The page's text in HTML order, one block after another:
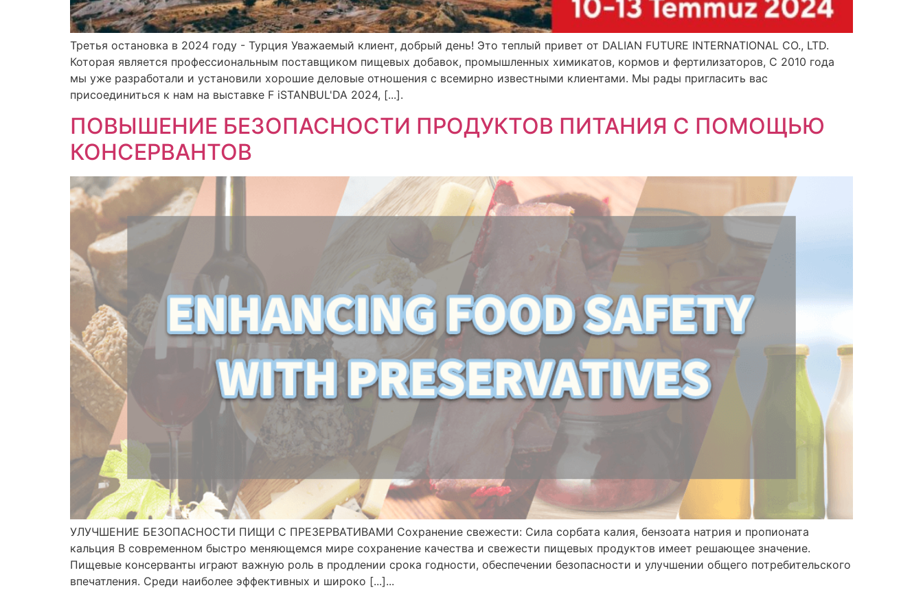
Третья остановка в 2024 году - Турция Уважаемый клиент, добрый день! Это теплый привет от DALIAN FUTURE INTERNATIONAL CO., LTD.
Которая является профессиональным поставщиком пищевых добавок, промышленных химикатов, кормов и фертилизаторов, С 2010 года
мы уже разработали и установили хорошие деловые отношения с всемирно известными клиентами. Мы рады пригласить вас
присоединиться к нам на выставке F iSTANBUL'DA 2024, [...].
ПОВЫШЕНИЕ БЕЗОПАСНОСТИ ПРОДУКТОВ ПИТАНИЯ С ПОМОЩЬЮ
КОНСЕРВАНТОВ
УЛУЧШЕНИЕ БЕЗОПАСНОСТИ ПИЩИ С ПРЕЗЕРВАТИВАМИ Сохранение свежести: Сила сорбата калия, бензоата натрия и пропионата
кальция В современном быстро меняющемся мире сохранение качества и свежести пищевых продуктов имеет решающее значение.
Пищевые консерванты играют важную роль в продлении срока годности, обеспечении безопасности и улучшении общего потребительского
впечатления. Среди наиболее эффективных и широко [...]...